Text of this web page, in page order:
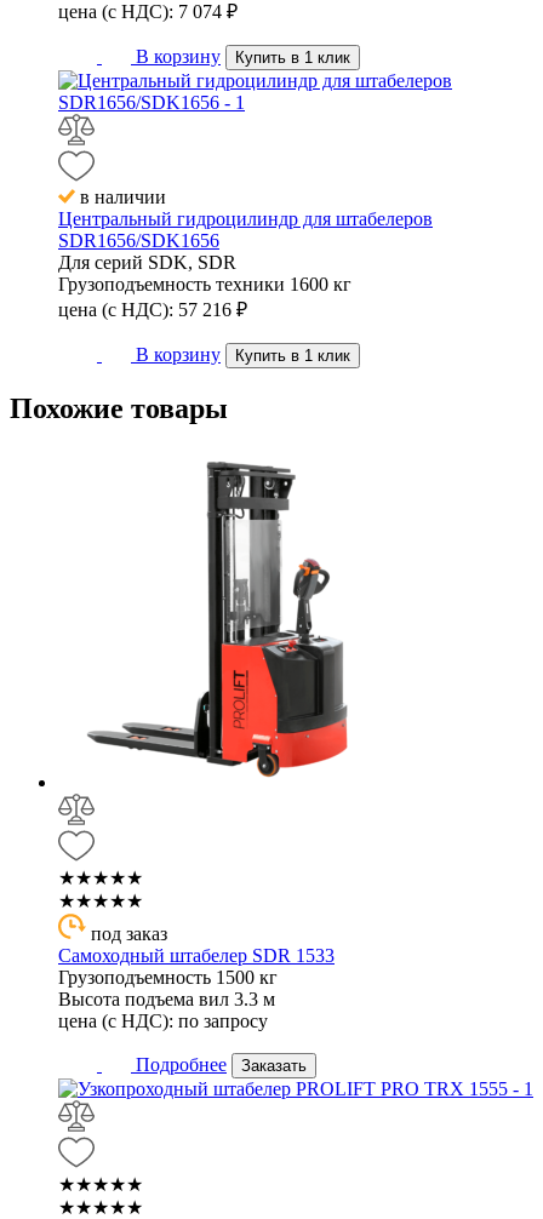
цена (с НДС): 7 074 ₽
В корзину Купить в 1 клик
в наличии
Центральный гидроцилиндр для штабелеров
SDR1656/SDK1656
Для серий SDK, SDR
Грузоподъемность техники 1600 кг
цена (с НДС): 57 216 ₽
В корзину Купить в 1 клик
Похожие товары
★★★★★
★★★★★
под заказ
Самоходный штабелер SDR 1533
Грузоподъемность 1500 кг
Высота подъема вил 3.3 м
цена (с НДС): по запросу
Подробнее Заказать
★★★★★
★★★★★